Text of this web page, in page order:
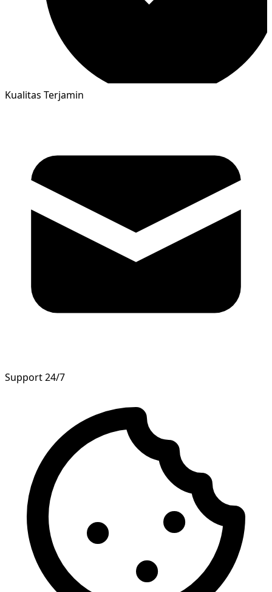
Kualitas Terjamin
Support 24/7